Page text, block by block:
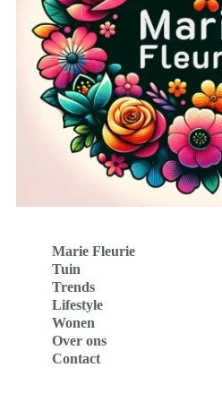
Marie Fleurie
Tuin
Trends
Lifestyle
Wonen
Over ons
Contact